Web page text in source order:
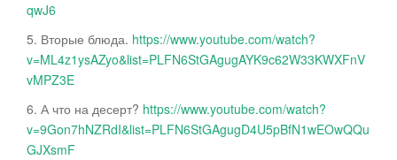
qwJ6
5. Вторые блюда. https://www.youtube.com/watch?
v=ML4z1ysAZyo&list=PLFN6StGAgugAYK9c62W33KWXFnV
vMPZ3E
6. А что на десерт? https://www.youtube.com/watch?
v=9Gon7hNZRdI&list=PLFN6StGAgugD4U5pBfN1wEOwQQu
GJXsmF